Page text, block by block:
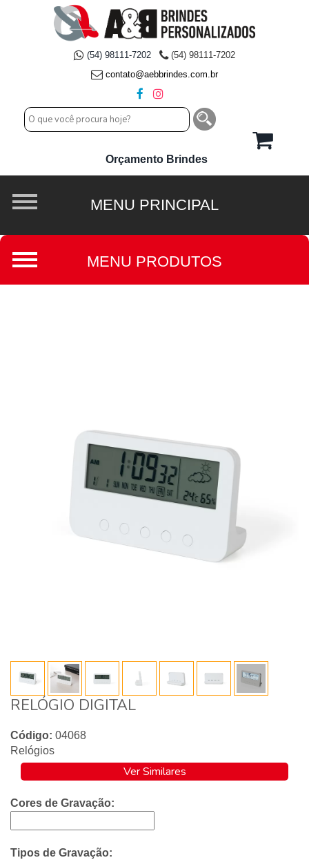
(54) 98111-7202
(54) 98111-7202
contato@aebbrindes.com.br
Orçamento Brindes
RELÓGIO DIGITAL
Código: 04068
Relógios
Ver Similares
Cores de Gravação:
Tipos de Gravação: